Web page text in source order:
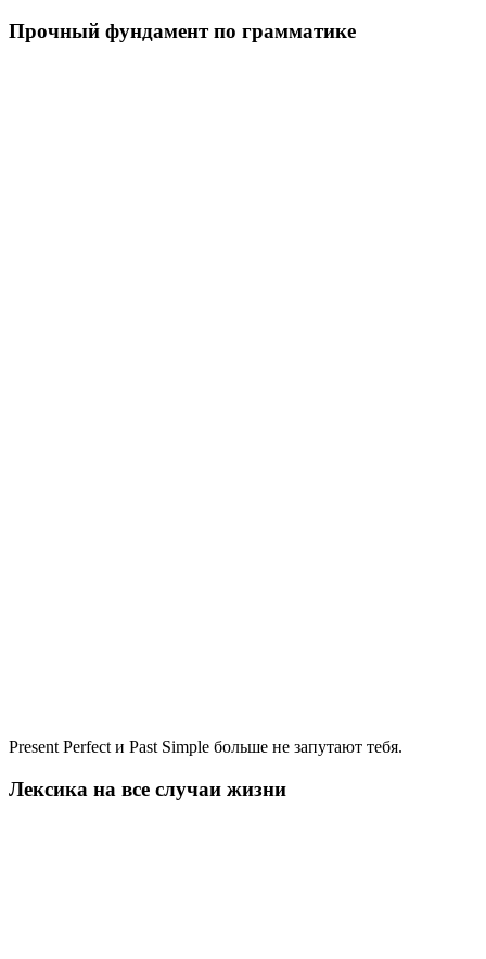
Прочный фундамент по грамматике
Present Perfect и Past Simple больше не запутают тебя.
Лексика на все случаи жизни